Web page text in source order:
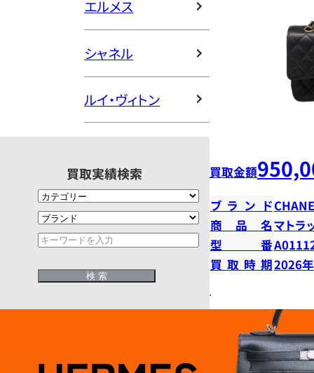
エルメス
シャネル
ルイ・ヴィトン
買取実績検索 買取金額
ブランド
商品名マトラ
型番
買取時期2026